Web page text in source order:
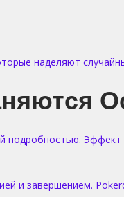
наделяют
подробностью. Эффект
и завершением.